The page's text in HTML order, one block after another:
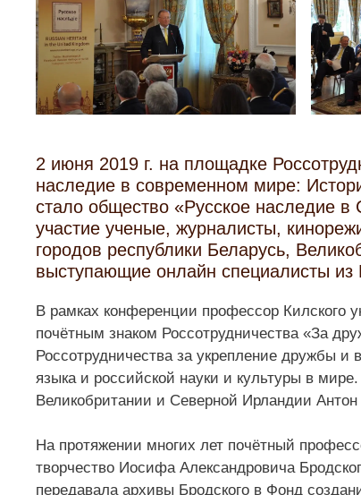
2 июня 2019 г. на площадке
наследие в современном мире:
стало общество «Русское наследие
участие ученые, журналисты,
городов республики Беларусь,
выступающие онлайн специалисты из
В рамках конференции профессор Килского
почётным знаком Россотрудничества «За
Россотрудничества за укрепление дружбы
языка и российской науки и культуры в
Великобритании и Северной Ирландии Антон
На протяжении многих лет почётный
творчество Иосифа Александровича
передавала архивы Бродского в Фонд